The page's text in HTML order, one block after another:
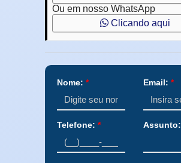
Ou em nosso WhatsApp
Clicando aqui
Nome: * Email: *
Telefone: * Assunto: